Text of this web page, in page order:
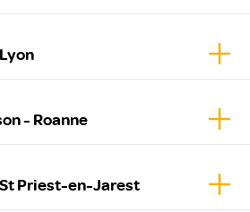
- Roanne
Priest-en-Jarest